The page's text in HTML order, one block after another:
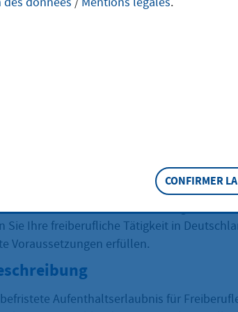
für
zur Ausübung einer
Sie Ihre freiberufliche Tätigkeit in
Voraussetzungen erfüllen.
Aufenthaltserlaubnis für
CONFIRMER